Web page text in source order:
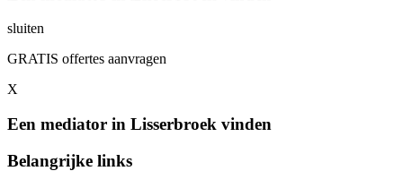
sluiten
GRATIS offertes aanvragen
X
Een mediator in Lisserbroek vinden
Belangrijke links